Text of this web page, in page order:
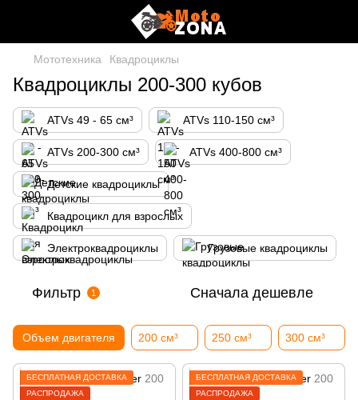
Мототехника Квадроциклы
Квадроциклы 200-300 кубов
ATVs 49 - 65 см³ ATVs 110-150 см³
ATVs 200-300 см³ ATVs 400-800 см³
Детские квадроциклы
Квадроцикл для взрослых
Электроквадроциклы Грузовые квадроциклы
Фильтр 1 Сначала дешевле
Объем двигателя 200 см³ 250 см³ 300 см³
БЕСПЛАТНАЯ ДОСТАВКА
РАСПРОДАЖА
БЕСПЛАТНАЯ ДОСТАВКА
РАСПРОДАЖА